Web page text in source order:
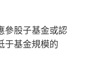
參股子基金或認
于基金規模的